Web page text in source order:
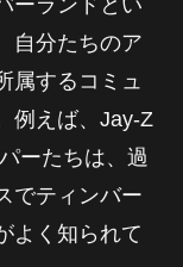
ーランドとい
自分たちのア
属するコミュ
例えば、Jay-Z
ーたちは、過
でティンバー
よく知られて